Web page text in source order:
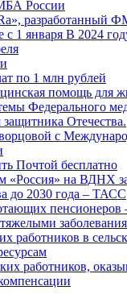
России
1 января В 2024
по 1 млн рублей
помощь для
Федерального
Отечества.
с
Почтой бесплатно
«Россия» на ВДНХ
до 2030 года – ТАСС
пенсионеров
работников в
работников,